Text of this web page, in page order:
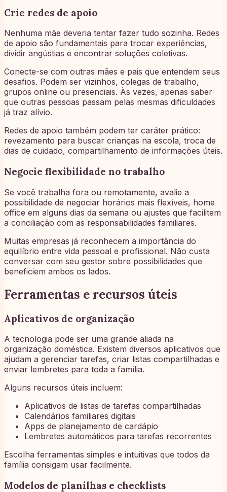
Crie redes de apoio
Nenhuma mãe deveria tentar fazer tudo sozinha. Redes
de apoio são fundamentais para trocar experiências,
dividir angústias e encontrar soluções coletivas.
Conecte-se com outras mães e pais que entendem seus
desafios. Podem ser vizinhos, colegas de trabalho,
grupos online ou presenciais. Às vezes, apenas saber
que outras pessoas passam pelas mesmas dificuldades
já traz alívio.
Redes de apoio também podem ter caráter prático:
revezamento para buscar crianças na escola, troca de
dias de cuidado, compartilhamento de informações úteis.
Negocie flexibilidade no trabalho
Se você trabalha fora ou remotamente, avalie a
possibilidade de negociar horários mais flexíveis, home
office em alguns dias da semana ou ajustes que facilitem
a conciliação com as responsabilidades familiares.
Muitas empresas já reconhecem a importância do
equilíbrio entre vida pessoal e profissional. Não custa
conversar com seu gestor sobre possibilidades que
beneficiem ambos os lados.
Ferramentas e recursos úteis
Aplicativos de organização
A tecnologia pode ser uma grande aliada na
organização doméstica. Existem diversos aplicativos que
ajudam a gerenciar tarefas, criar listas compartilhadas e
enviar lembretes para toda a família.
Alguns recursos úteis incluem:
Aplicativos de listas de tarefas compartilhadas
Calendários familiares digitais
Apps de planejamento de cardápio
Lembretes automáticos para tarefas recorrentes
Escolha ferramentas simples e intuitivas que todos da
família consigam usar facilmente.
Modelos de planilhas e checklists